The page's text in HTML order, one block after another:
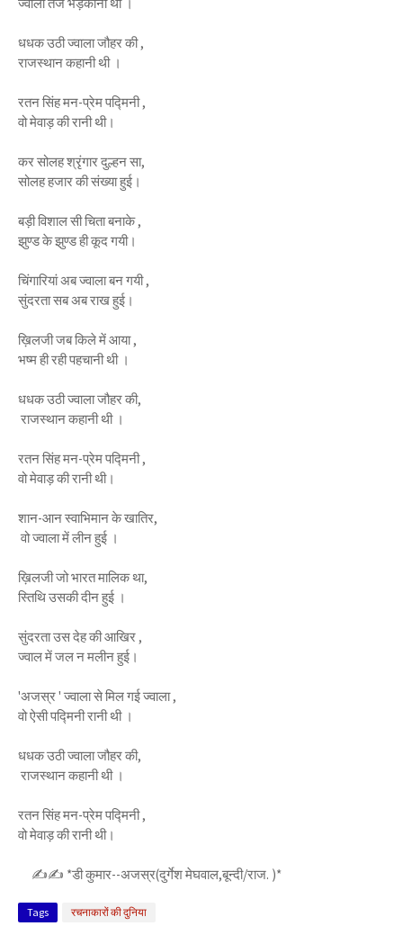
धधक उठी ज्वाला जौहर की ,
राजस्थान कहानी थी ।
रतन सिंह मन-प्रेम पद्मिनी ,
वो मेवाड़ की रानी थी।
कर सोलह श्रृंगार दुल्हन सा,
सोलह हजार की संख्या हुई।
बड़ी विशाल सी चिता बनाके ,
झुण्ड के झुण्ड ही कूद गयी।
चिंगारियां अब ज्वाला बन गयी ,
सुंदरता सब अब राख हुई।
ख़िलजी जब किले में आया ,
भष्म ही रही पहचानी थी ।
धधक उठी ज्वाला जौहर की,
राजस्थान कहानी थी ।
रतन सिंह मन-प्रेम पद्मिनी ,
वो मेवाड़ की रानी थी।
शान-आन स्वाभिमान के खातिर,
वो ज्वाला में लीन हुई ।
ख़िलजी जो भारत मालिक था,
स्तिथि उसकी दीन हुई ।
सुंदरता उस देह की आखिर ,
ज्वाल में जल न मलीन हुई।
'अजस्र ' ज्वाला से मिल गई ज्वाला ,
वो ऐसी पद्मिनी रानी थी ।
धधक उठी ज्वाला जौहर की,
राजस्थान कहानी थी ।
रतन सिंह मन-प्रेम पद्मिनी ,
वो मेवाड़ की रानी थी।
✍✍ *डी कुमार--अजस्र(दुर्गेश मेघवाल,बून्दी/राज. )*
Tags रचनाकारों की दुनिया